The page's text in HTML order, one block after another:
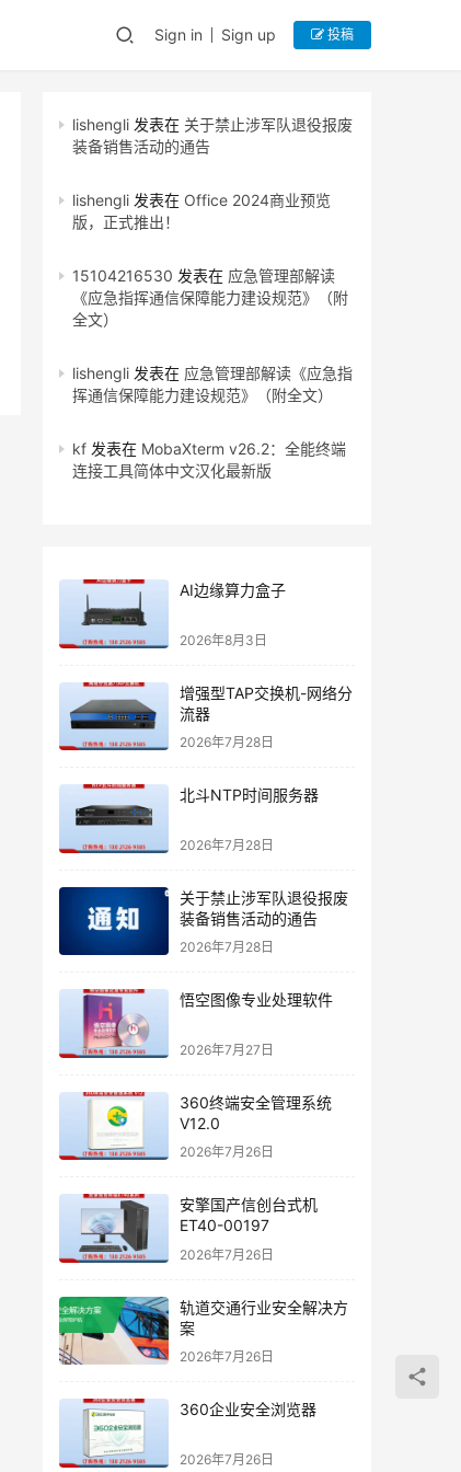
Sign in Sign up 投稿
lishengli 发表在 关于禁止涉军队退役报废
装备销售活动的通告
lishengli 发表在 Office 2024商业预览
版，正式推出！
15104216530 发表在 应急管理部解读
《应急指挥通信保障能力建设规范》（附
全文）
lishengli 发表在 应急管理部解读《应急指
挥通信保障能力建设规范》（附全文）
kf 发表在 MobaXterm v26.2：全能终端
连接工具简体中文汉化最新版
AI边缘算力盒子
2026年8月3日
增强型TAP交换机-网络分
流器
2026年7月28日
北斗NTP时间服务器
2026年7月28日
关于禁止涉军队退役报废
装备销售活动的通告
2026年7月28日
悟空图像专业处理软件
2026年7月27日
360终端安全管理系统
V12.0
2026年7月26日
安擎国产信创台式机
ET40-00197
2026年7月26日
轨道交通行业安全解决方
案
2026年7月26日
360企业安全浏览器
2026年7月26日